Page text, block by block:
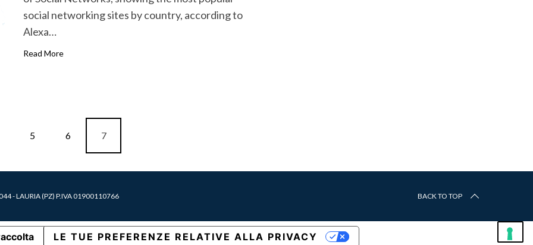
social networking sites by country, according to
Alexa…
Read More
5 6 7
- LAURIA (PZ) P.IVA 01900110766 BACK TO TOP
LE TUE PREFERENZE RELATIVE ALLA PRIVACY